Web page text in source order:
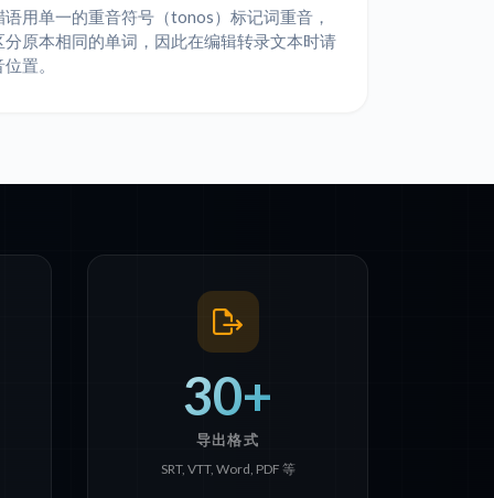
语用单一的重音符号（tonos）标记词重音，
分原本相同的单词，因此在编辑转录文本时请
置。
30+
导出格式
SRT, VTT, Word, PDF 等